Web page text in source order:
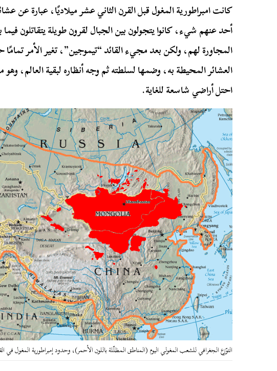
كانت امبراطورية المغول قبل القرن الثاني عشر ميلاديًا، عبارة عن
أحد عنهم شيء، كانوا يتجولون بين الجبال لقرون طويلة يتقاتلون فيما
المجاورة لهم، ولكن بعد مجيء القائد “تيموجين”، تغير الأمر
العشائر المحيطة به، وضمها لسلطته ثم وجه أنظاره لبقية العالم،
احتل أراضي شاسعة للغاية.
التوّزع الجغرافي للشعب المغولي اليوم (المناطق المظلّلة باللون الأحمر)، وحدود إمبراطورية المغول في